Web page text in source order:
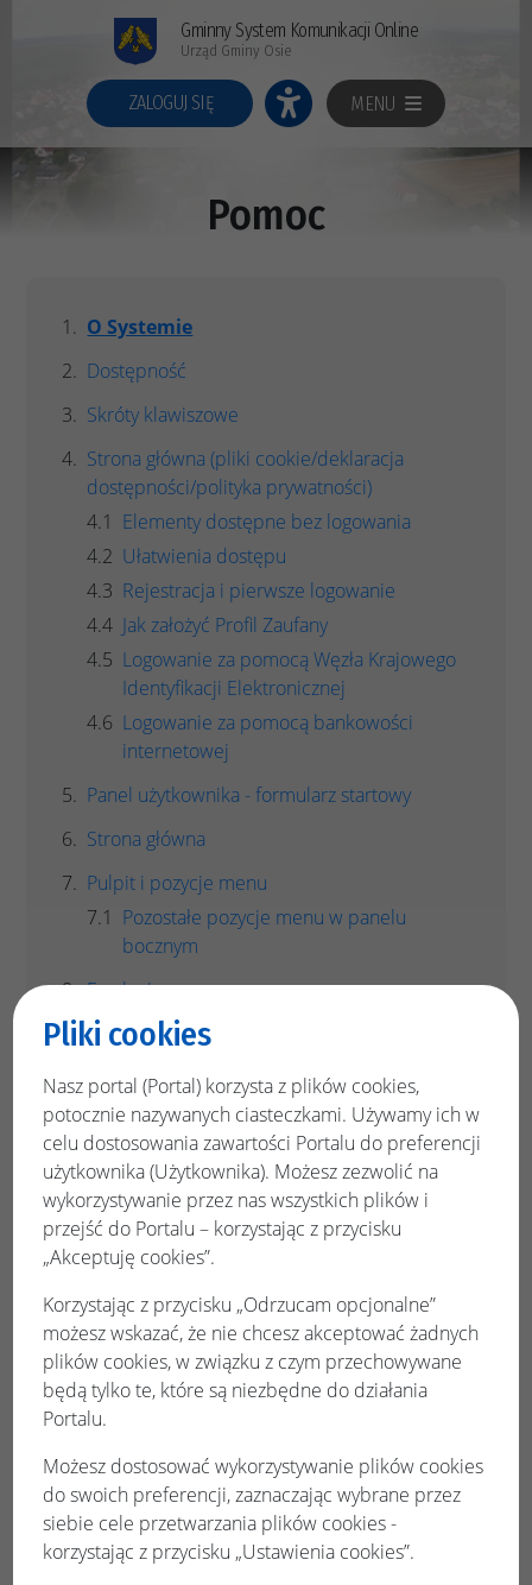
Gminny System Komunikacji Online
Urząd Gminy Osie
ZALOGUJ SIĘ MENU
Pomoc
O Systemie
Dostępność
Skróty klawiszowe
Strona główna (pliki cookie/deklaracja
dostępności/polityka prywatności)
Elementy dostępne bez logowania
Ułatwienia dostępu
Rejestracja i pierwsze logowanie
Jak założyć Profil Zaufany
Logowanie za pomocą Węzła Krajowego
Identyfikacji Elektronicznej
Logowanie za pomocą bankowości
internetowej
Panel użytkownika - formularz startowy
Strona główna
Pulpit i pozycje menu
Pozostałe pozycje menu w panelu
bocznym
E-usługi
Wysyłanie dokumentu
Płatność za pośrednictwem KIR
Wyszukiwarka
Odebrane
Wysłane
Robocze
Podatki i opłaty lokalne
Podatki od gruntów i nieruchomości
Gospodarowanie odpadami
komunalnymi
Podatek od środków transportu
Zezwolenie na sprzedaż napojów
alkoholowych
Pliki cookies
Nasz portal (Portal) korzysta z plików cookies,
potocznie nazywanych ciasteczkami. Używamy ich w
celu dostosowania zawartości Portalu do preferencji
użytkownika (Użytkownika). Możesz zezwolić na
wykorzystywanie przez nas wszystkich plików i
przejść do Portalu – korzystając z przycisku
„Akceptuję cookies”.
Korzystając z przycisku „Odrzucam opcjonalne”
możesz wskazać, że nie chcesz akceptować żadnych
plików cookies, w związku z czym przechowywane
będą tylko te, które są niezbędne do działania
Portalu.
Możesz dostosować wykorzystywanie plików cookies
do swoich preferencji, zaznaczając wybrane przez
siebie cele przetwarzania plików cookies -
korzystając z przycisku „Ustawienia cookies”.